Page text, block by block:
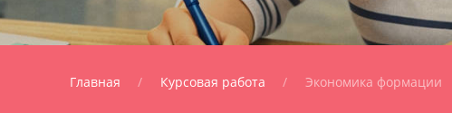
Главная Курсовая работа Экономика формации